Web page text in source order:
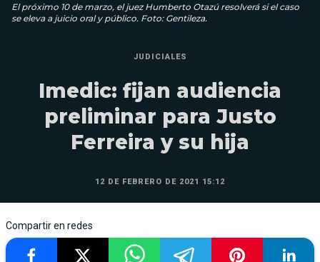
El próximo 10 de marzo, el juez Humberto Otazú resolverá si el caso
se eleva a juicio oral y público. Foto: Gentileza.
JUDICIALES
Imedic: fijan audiencia
preliminar para Justo
Ferreira y su hija
12 DE FEBRERO DE 2021 15:12
Compartir en redes